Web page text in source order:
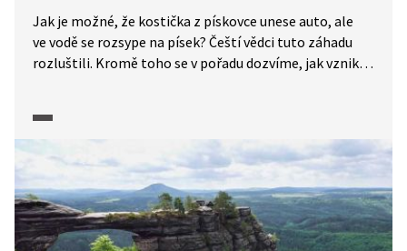
Jak je možné, že kostička z pískovce unese auto, ale
ve vodě se rozsype na písek? Čeští vědci tuto záhadu
rozluštili. Kromě toho se v pořadu dozvíme, jak vznikla
například na zvětrávání skal.